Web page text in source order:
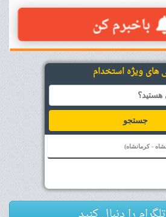
های ویژه استخدام
جستجو
- کرمانشاه)